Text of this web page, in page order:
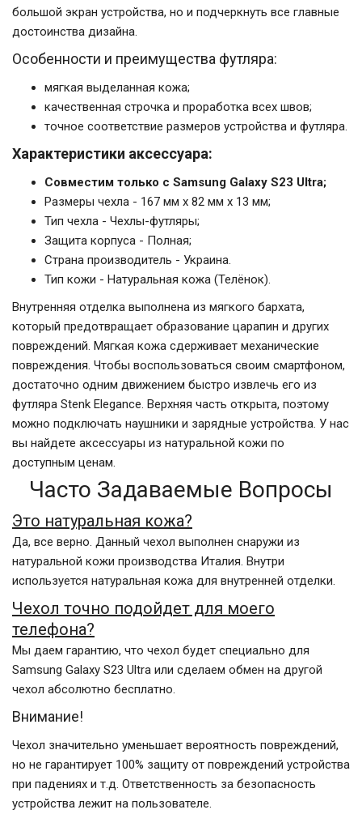
большой экран устройства, но и подчеркнуть все главные
достоинства дизайна.
Особенности и преимущества футляра:
мягкая выделанная кожа;
качественная строчка и проработка всех швов;
точное соответствие размеров устройства и футляра.
Характеристики аксессуара:
Совместим только с Samsung Galaxy S23 Ultra;
Размеры чехла - 167 мм x 82 мм x 13 мм;
Тип чехла - Чехлы-футляры;
Защита корпуса - Полная;
Страна производитель - Украина.
Тип кожи - Натуральная кожа (Телёнок).
Внутренняя отделка выполнена из мягкого бархата,
который предотвращает образование царапин и других
повреждений. Мягкая кожа сдерживает механические
повреждения. Чтобы воспользоваться своим смартфоном,
достаточно одним движением быстро извлечь его из
футляра Stenk Elegance. Верхняя часть открыта, поэтому
можно подключать наушники и зарядные устройства. У нас
вы найдете аксессуары из натуральной кожи по
доступным ценам.
Часто Задаваемые Вопросы
Это натуральная кожа?
Да, все верно. Данный чехол выполнен снаружи из
натуральной кожи производства Италия. Внутри
используется натуральная кожа для внутренней отделки.
Чехол точно подойдет для моего
телефона?
Мы даем гарантию, что чехол будет специально для
Samsung Galaxy S23 Ultra или сделаем обмен на другой
чехол абсолютно бесплатно.
Внимание!
Чехол значительно уменьшает вероятность повреждений,
но не гарантирует 100% защиту от повреждений устройства
при падениях и т.д. Ответственность за безопасность
устройства лежит на пользователе.